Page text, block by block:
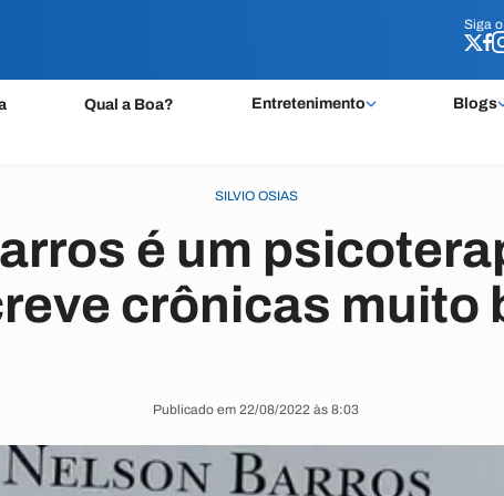
Siga o
Qual a Boa? Entretenimento Blogs
Siga o
SILVIO OSIAS
é um
crônicas muito
Publicado em 22/08/2022 às 8:03